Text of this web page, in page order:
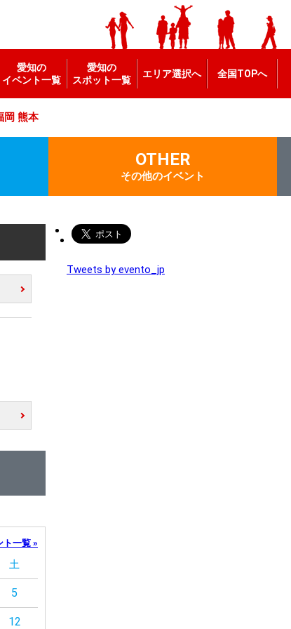
愛知の
イベント一覧
愛知の
スポット一覧
エリア選択へ 全国TOPへ
岡 熊本
OTHER
その他のイベント
ト一覧 »
土
5
12
Tweets by evento_jp